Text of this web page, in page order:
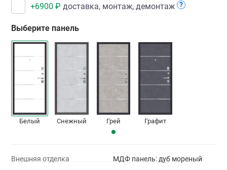
+6900 ₽ доставка, монтаж, демонтаж ?
Выберите панель
Белый Снежный Грей Графит
Внешняя отделка МДФ панель: дуб мореный